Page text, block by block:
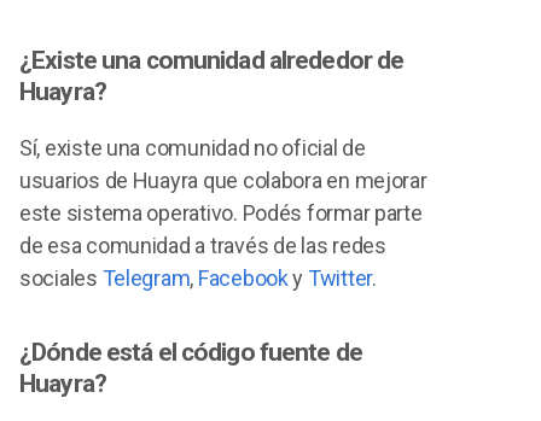
¿Existe una comunidad alrededor de
Huayra?
Sí, existe una comunidad no oficial de
usuarios de Huayra que colabora en mejorar
este sistema operativo. Podés formar parte
de esa comunidad a través de las redes
sociales Telegram, Facebooky Twitter.
¿Dónde está el código fuente de
Huayra?